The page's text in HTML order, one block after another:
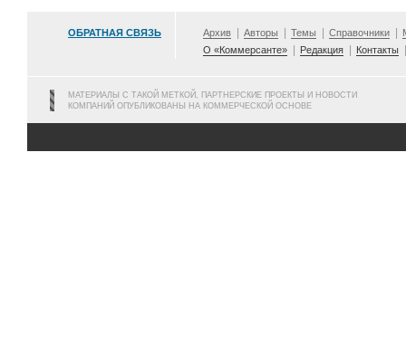
ОБРАТНАЯ СВЯЗЬ Архив Авторы Темы Справочники
О «Коммерсанте»
Редакция Контакты
МАТЕРИАЛЫ С ТАКОЙ МЕТКОЙ, ПАРТНЕРСКИЕ ПРОЕКТЫ И НОВОСТИ
КОМПАНИЙ ОПУБЛИКОВАНЫ НА КОММЕРЧЕСКОЙ ОСНОВЕ